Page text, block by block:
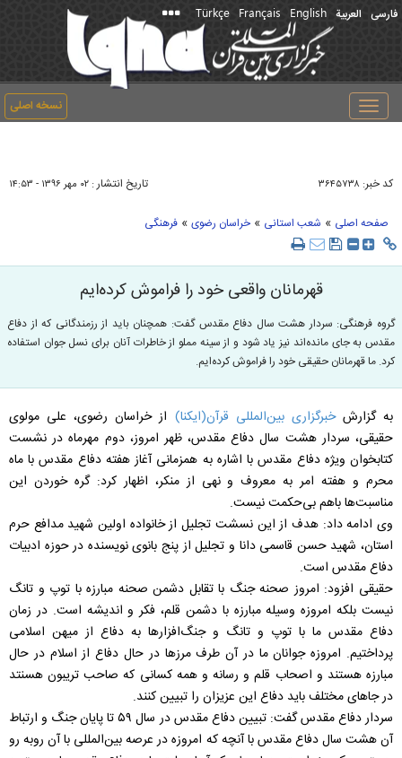
فارسی العربیة English
Français
Türkçe
نسخه اصلی
Toggle
navigation
کد خبر: ۳۶۴۵۷۳۸ تاریخ انتشار : ۰۲ مهر ۱۳۹۶ - ۱۴:۵۳
صفحه اصلی » شعب استانی » خراسان رضوی » فرهنگی
قهرمانان واقعی خود را فراموش کرده‌ایم
گروه فرهنگی: سردار هشت سال دفاع مقدس گفت: همچنان باید از رزمندگانی که از دفاع
مقدس به جای مانده‌اند نیز یاد شود و از سینه مملو از خاطرات آنان برای نسل جوان استفاده
کرد. ما قهرمانان حقیقی خود را فراموش کرده‌ایم.
به گزارشخبرگزاری بین‌المللی قرآن(ایکنا) از خراسان رضوی، علی مولوی
حقیقی، سردار هشت سال دفاع مقدس، ظهر امروز، دوم مهرماه در نشست
کتابخوان ویژه دفاع مقدس با اشاره به همزمانی آغاز هفته دفاع مقدس با ماه
محرم و هفته امر به معروف و نهی از منکر، اظهار کرد: گره خوردن این
مناسبت‌ها باهم بی‌حکمت نیست.
وی ادامه داد: هدف از این نسشت تجلیل از خانواده اولین شهید مدافع حرم
استان، شهید حسن قاسمی دانا و تجلیل از پنج بانوی نویسنده در حوزه ادبیات
دفاع مقدس است.
حقیقی افزود: امروز صحنه جنگ با تقابل دشمن صحنه مبارزه با توپ و تانگ
نیست بلکه امروزه وسیله مبارزه با دشمن قلم، فکر و اندیشه است. در زمان
دفاع مقدس ما با توپ و تانگ و جنگ‌افزارها به دفاع از میهن اسلامی
پرداختیم. امروزه جوانان ما در آن طرف مرزها در حال دفاع از اسلام در حال
مبارزه هستند و اصحاب قلم و رسانه و همه کسانی که صاحب تریبون هسنتد
در جاهای مختلف باید دفاع این عزیزان را تبیین کنند.
سردار دفاع مقدس گفت: تبیین دفاع مقدس در سال ۵۹ تا پایان جنگ و ارتباط
آن هشت سال دفاع مقدس با آنچه که امروزه در عرصه بین‌المللی با آن روبه رو